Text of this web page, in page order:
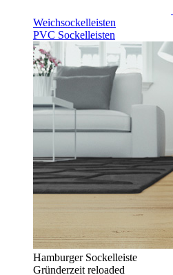
Weichsockelleisten
PVC Sockelleisten
Hamburger Sockelleiste
Gründerzeit reloaded